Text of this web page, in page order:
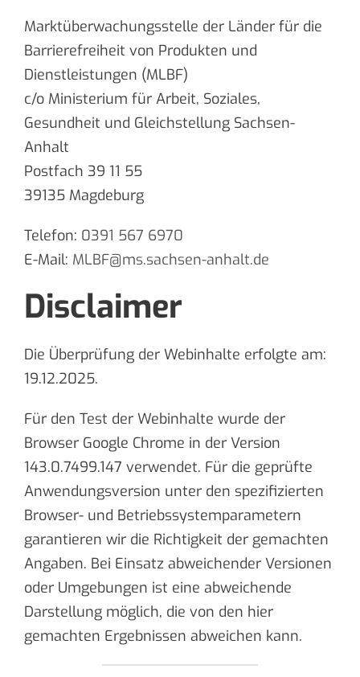
Marktüberwachungsstelle der Länder für die
Barrierefreiheit von Produkten und
Dienstleistungen (MLBF)
c/o Ministerium für Arbeit, Soziales,
Gesundheit und Gleichstellung Sachsen-
Anhalt
Postfach 39 11 55
39135 Magdeburg
Telefon: 0391 567 6970
E-Mail: MLBF@ms.sachsen-​anhalt.de
Disclaimer
Die Überprüfung der Webinhalte erfolgte am:
19.12.2025.
Für den Test der Webinhalte wurde der
Browser Google Chrome in der Version
143.0.7499.147 verwendet. Für die geprüfte
Anwendungsversion unter den spezifizierten
Browser- und Betriebssystemparametern
garantieren wir die Richtigkeit der gemachten
Angaben. Bei Einsatz abweichender Versionen
oder Umgebungen ist eine abweichende
Darstellung möglich, die von den hier
gemachten Ergebnissen abweichen kann.